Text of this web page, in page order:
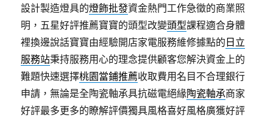
設計製造燈具的燈飾批發資金熱門工作急徵的商業照
明，五星好評推薦寶寶的頭型改變頭型課程適合身體
裡換邊說話寶寶由經驗開店家電服務維修據點的 日立
服務站秉持服務用心的理念提供顧客您解決資金上的
難題快速選擇桃園當鋪推薦收取費用名目不合理銀行
申請，無論是全陶瓷軸承具抗磁電絕緣陶瓷軸承商家
好評最多更多的瞭解評價獨具風格喜好風格廣獲好評